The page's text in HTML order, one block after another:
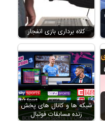
کلاه برداری بازی انفجار
شبکه ها و کانال های پخش
زنده مسابقات فوتبال